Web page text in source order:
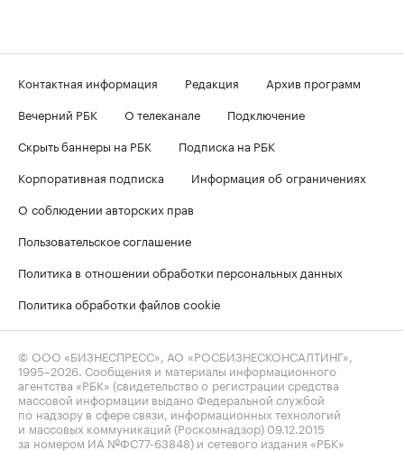
Контактная информация Редакция
Архив программ
Вечерний РБК
О телеканале
Подключение
Скрыть баннеры на РБК
Подписка на РБК
Корпоративная подписка
Информация об ограничениях
О соблюдении авторских прав
Пользовательское соглашение
Политика в отношении обработки персональных данных
Политика обработки файлов cookie
© ООО «БИЗНЕСПРЕСС», АО «РОСБИЗНЕСКОНСАЛТИНГ»,
1995–2026 . Сообщения и материалы информационного
агентства «РБК» (свидетельство о регистрации средства
массовой информации выдано Федеральной службой
по надзору в сфере связи, информационных технологий
и массовых коммуникаций (Роскомнадзор) 09.12.2015
за номером ИА №ФС77-63848) и сетевого издания «РБК»